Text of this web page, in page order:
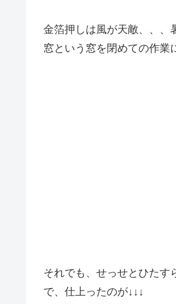
金箔押しは風が天敵、、、
窓という窓を閉めての作業
それでも、せっせとひたす
で、仕上ったのが↓↓↓